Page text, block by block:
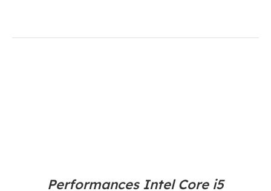
Performances Intel Core i5